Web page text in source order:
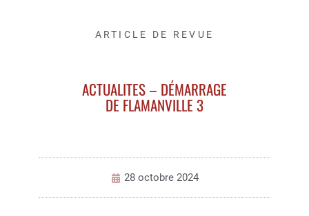
ARTICLE DE REVUE
ACTUALITES – DÉMARRAGE
DE FLAMANVILLE 3
28 octobre 2024